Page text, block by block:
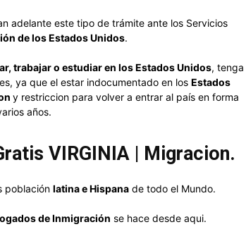
adelante este tipo de trámite ante los Servicios
de los Estados Unidos.
trabajar o estudiar en los Estados Unidos, tenga
ya que el estar indocumentado en los Estados
y restriccion para volver a entrar al país en forma
años.
VIRGINIA | Migracion.
población latina e Hispana de todo el Mundo.
deInmigración se hace desde aqui.